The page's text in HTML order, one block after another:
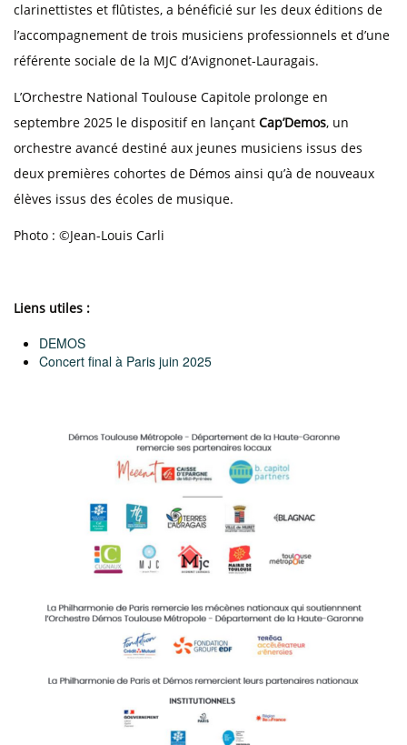
clarinettistes et flûtistes, a bénéficié sur les deux éditions de
l’accompagnement de trois musiciens professionnels et d’une
référente sociale de la MJC d’Avignonet-Lauragais.
L’Orchestre National Toulouse Capitole prolonge en
septembre 2025 le dispositif en lançant Cap’Demos, un
orchestre avancé destiné aux jeunes musiciens issus des
deux premières cohortes de Démos ainsi qu’à de nouveaux
élèves issus des écoles de musique.
Photo : ©Jean-Louis Carli
Liens utiles :
DEMOS
Concert final à Paris juin 2025